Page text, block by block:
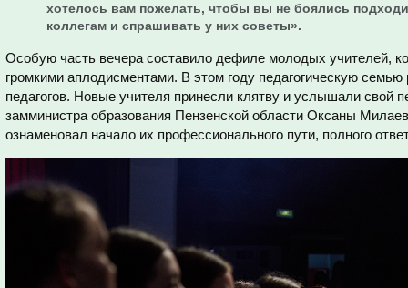
хотелось вам пожелать, чтобы вы не боялись
коллегам и спрашивать у них советы».
Особую часть вечера составило дефиле молодых учителей,
громкими аплодисментами. В этом году педагогическую
педагогов. Новые учителя принесли клятву и услышали свой
замминистра образования Пензенской области Оксаны
ознаменовал начало их профессионального пути, полного